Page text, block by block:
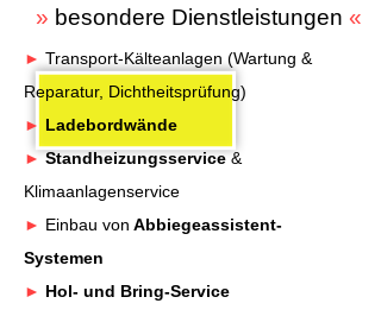
► Transport-Kälteanlagen (Wartung &
Reparatur, Dichtheitsprüfung)
► Ladebordwände
►Standheizungsservice&
Klimaanlagenservice
► Einbau von Abbiegeassistent-
Systemen
► Hol- und Bring-Service
» besondere Dienstleistungen «